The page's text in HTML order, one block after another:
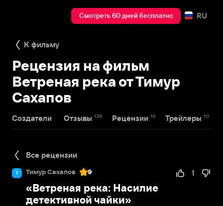
Смотреть 60 дней бесплатно RU
К фильму
Рецензия на фильм
Ветреная река от Тимур
Сахапов
Создатели Отзывы 138 Рецензии 19 Трейлеры 10
Все рецензии
Т Тимур Сахапов 9 1
«Ветреная река: Насилие
детективной чайки»